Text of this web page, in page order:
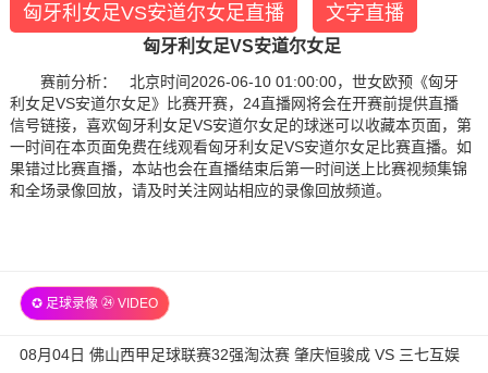
匈牙利女足VS安道尔女足直播 文字直播
匈牙利女足VS安道尔女足
赛前分析： 北京时间2026-06-10 01:00:00，世女欧预《匈牙
利女足VS安道尔女足》比赛开赛，24直播网将会在开赛前提供直播
信号链接，喜欢匈牙利女足VS安道尔女足的球迷可以收藏本页面，第
一时间在本页面免费在线观看匈牙利女足VS安道尔女足比赛直播。如
果错过比赛直播，本站也会在直播结束后第一时间送上比赛视频集锦
和全场录像回放，请及时关注网站相应的录像回放频道。
✪ 足球录像 ㉔ VIDEO
08月04日 佛山西甲足球联赛32强淘汰赛 肇庆恒骏成 VS 三七互娱